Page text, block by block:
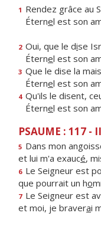
1 Rendez grâce au
Éternel est son
2 Oui, que le dise
Éternel est son
3 Que le dise la mais
Éternel est son
4 Qu'ils le disent,
Éternel est son
PSAUME : 117 - II
5 Dans mon
et lui m'a exaucé,
6 Le Seigneur est
que pourrait un ho
7 Le Seigneur est
et moi, je braverai